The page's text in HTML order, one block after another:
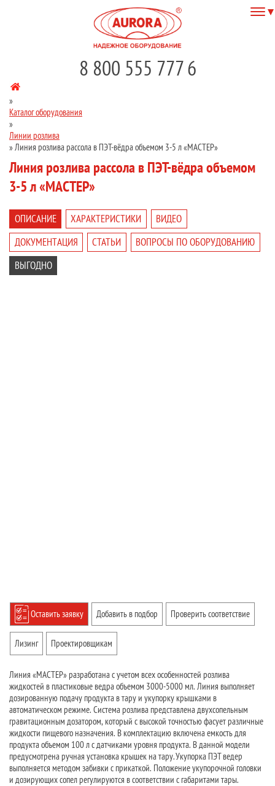
8 800 555 777 6
»
Каталог оборудования
»
Линии розлива
»Линия розлива рассола в ПЭТ-вёдра объемом 3-5 л «МАСТЕР»
Линия розлива рассола в ПЭТ-вёдра объемом
3-5 л «МАСТЕР»
ОПИСАНИЕ ХАРАКТЕРИСТИКИ
ВИДЕО
ДОКУМЕНТАЦИЯ
СТАТЬИ
ВОПРОСЫ ПО ОБОРУДОВАНИЮ
ВЫГОДНО
Оставить заявку Добавить в подбор Проверить соответствие
Лизинг Проектировщикам
Линия «МАСТЕР» разработана с учетом всех особенностей розлива
жидкостей в пластиковые ведра объемом 3000-5000 мл. Линия выполняет
дозированную подачу продукта в тару и укупорку крышками в
автоматическом режиме. Система розлива представлена двухсопельным
гравитационным дозатором, который с высокой точностью фасует различные
жидкости пищевого назначения. В комплектацию включена емкость для
продукта объемом 100 л с датчиками уровня продукта. В данной модели
предусмотрена ручная установка крышек на тару. Укупорка ПЭТ ведер
выполняется методом забивки с прикаткой. Положение укупорочной головки
и дозирующих сопел регулируются в соответствии с габаритами тары.